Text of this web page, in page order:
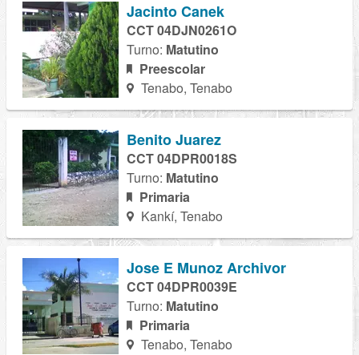
Jacinto Canek
CCT 04DJN0261O
Turno: Matutino
Preescolar
Tenabo, Tenabo
Benito Juarez
CCT 04DPR0018S
Turno: Matutino
Primaria
Kankí, Tenabo
Jose E Munoz Archivor
CCT 04DPR0039E
Turno: Matutino
Primaria
Tenabo, Tenabo